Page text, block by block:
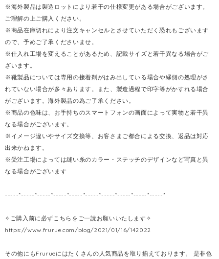
※海外製品は製造ロットにより若干の仕様変更がある場合がございます。
ご理解の上ご購入ください。
※商品在庫切れにより注文キャンセルとさせていただく恐れもございます
ので、予めご了承くださいませ。
※仕入れ工場を変えることがあるため、記載サイズと若干異なる場合がご
ざいます。
※靴製品については専用の接着剤がはみ出している場合や縁側の処理がさ
れていない場合が多々あります。また、製造過程で印字等がかすれる場合
がございます。海外製品の為ご了承ください。
※商品の色味は、お手持ちのスマートフォンの画面によって実物と若干異
なる場合がございます。
※イメージ違いやサイズ交換等、お客さまご都合による交換、返品は対応
出来かねます。
※受注工場によっては縫い糸のカラー・ステッチのデザインなど写真と異
なる場合がございます
-----*-----*-----*-----*-----*-----*-----*-----*-----*-----*
✧ご購入前に必ずこちらをご一読お願いいたします✧
https://www.frurue.com/blog/2021/01/16/142022
その他にもFrurueにはたくさんの人気商品を取り揃えております。 是非色